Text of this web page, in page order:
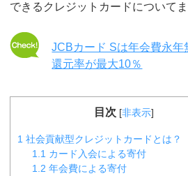
できるクレジットカードについてま
JCBカード Sは年会費永年
還元率が最大10％
目次 [非表示]
1 社会貢献型クレジットカードとは？
1.1 カード入会による寄付
1.2 年会費による寄付